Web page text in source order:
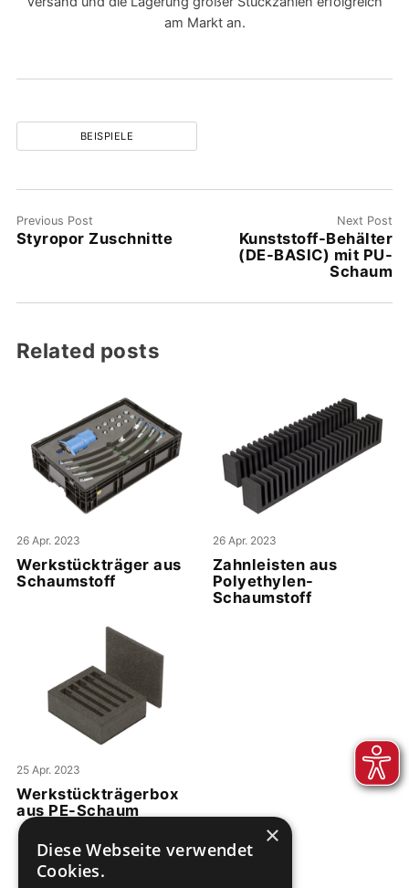
am Markt an.
BEISPIELE
Previous Post
Styropor Zuschnitte
Next Post
Kunststoff-Behälter
(DE-BASIC) mit PU-
Schaum
Related posts
26 Apr. 2023
Werkstückträger aus
Schaumstoff
26 Apr. 2023
Zahnleisten aus
Polyethylen-
Schaumstoff
25 Apr. 2023
Werkstückträgerbox
aus PE-Schaum
×
Diese Webseite verwendet
Cookies.